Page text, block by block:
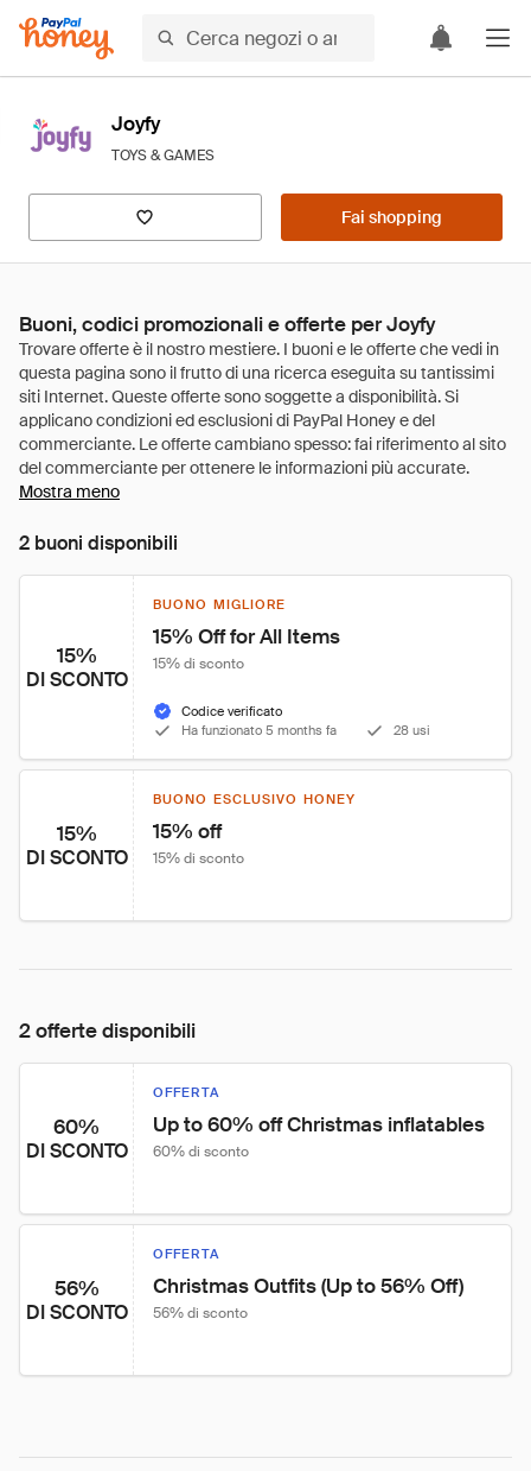
Joyfy
TOYS & GAMES
Fai shopping
Buoni, codici promozionali e offerte per Joyfy
Mostra meno
2 buoni disponibili
15%
DI SCONTO
BUONO MIGLIORE
15% Off for All Items
15% di sconto
Codice verificato
Ha funzionato 5 months fa
28 usi
15%
DI SCONTO
BUONO ESCLUSIVO HONEY
15% off
15% di sconto
2 offerte disponibili
60%
DI SCONTO
OFFERTA
Up to 60% off Christmas inflatables
60% di sconto
56%
DI SCONTO
OFFERTA
Christmas Outfits (Up to 56% Off)
56% di sconto